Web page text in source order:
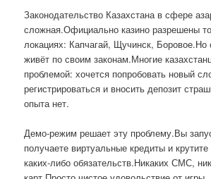
Законодательство Казахстана в сфере
сложная.Официально казино разрешены
локациях: Капчагай, Щучинск, Боровое.Но
живёт по своим законам.Многие
проблемой: хочется попробовать новый
регистрироваться и вносить депозит
опыта нет.
Демо-режим решает эту проблему.Вы
получаете виртуальные кредиты и
каких-либо обязательств.Никаких СМС,